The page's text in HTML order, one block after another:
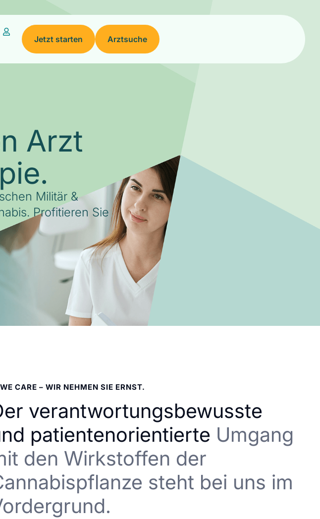
Jetzt starten Arztsuche
Arzt
Militär &
Profitieren Sie
WE CARE – WIR NEHMEN SIE ERNST.
verantwortungsbewusste
patientenorientierte Umgang
den Wirkstoffen der
steht bei uns im